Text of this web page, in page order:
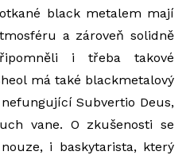
black metalem mají
a zároveň solidně
i třeba takové
má také blackmetalový
Subvertio Deus,
vane. O zkušenosti se
i baskytarista, který